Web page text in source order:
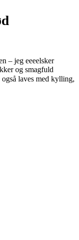
– jeg eeeelsker
og smagfuld
laves med kylling,